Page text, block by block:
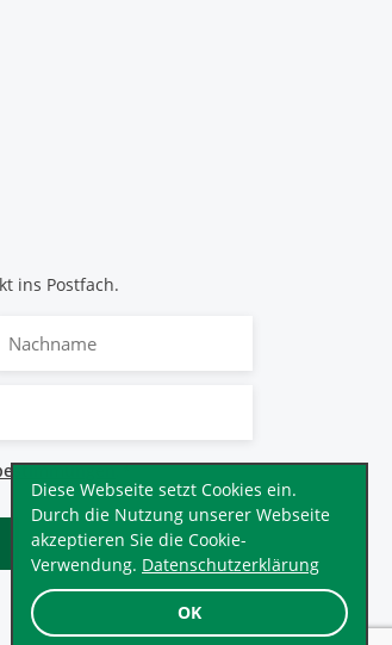
OK
Diese Webseite setzt Cookies ein.
Durch die Nutzung unserer Webseite
akzeptieren Sie die Cookie-
Verwendung. Datenschutzerklärung
ins Postfach.
.*